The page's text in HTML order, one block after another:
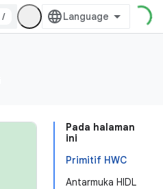
/
Pada halaman
ini
Primitif HWC
Antarmuka HIDL